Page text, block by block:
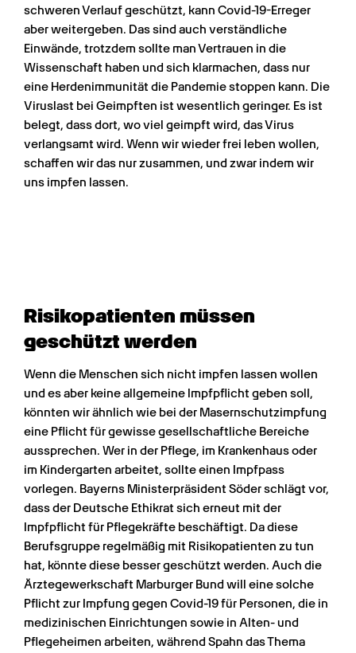
schweren Verlauf geschützt, kann Covid-19-Erreger
aber weitergeben. Das sind auch verständliche
Einwände, trotzdem sollte man Vertrauen in die
Wissenschaft haben und sich klarmachen, dass nur
eine Herdenimmunität die Pandemie stoppen kann. Die
Viruslast bei Geimpften ist wesentlich geringer. Es ist
belegt, dass dort, wo viel geimpft wird, das Virus
verlangsamt wird. Wenn wir wieder frei leben wollen,
schaffen wir das nur zusammen, und zwar indem wir
uns impfen lassen.
Risikopatienten müssen
geschützt werden
Wenn die Menschen sich nicht impfen lassen wollen
und es aber keine allgemeine Impfpflicht geben soll,
könnten wir ähnlich wie bei der Masernschutzimpfung
eine Pflicht für gewisse gesellschaftliche Bereiche
aussprechen. Wer in der Pflege, im Krankenhaus oder
im Kindergarten arbeitet, sollte einen Impfpass
vorlegen. Bayerns Ministerpräsident Söder schlägt vor,
dass der Deutsche Ethikrat sich erneut mit der
Impfpflicht für Pflegekräfte beschäftigt. Da diese
Berufsgruppe regelmäßig mit Risikopatienten zu tun
hat, könnte diese besser geschützt werden. Auch die
Ärztegewerkschaft Marburger Bund will eine solche
Pflicht zur Impfung gegen Covid-19 für Personen, die in
medizinischen Einrichtungen sowie in Alten- und
Pflegeheimen arbeiten, während Spahn das Thema